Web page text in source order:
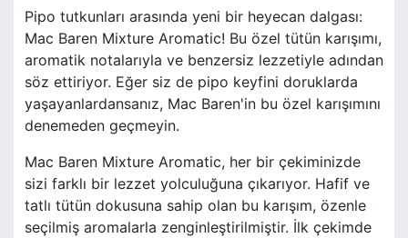
Pipo tutkunları arasında yeni bir heyecan dalgası:
Mac Baren Mixture Aromatic! Bu özel tütün karışımı,
aromatik notalarıyla ve benzersiz lezzetiyle adından
söz ettiriyor. Eğer siz de pipo keyfini doruklarda
yaşayanlardansanız, Mac Baren'in bu özel karışımını
denemeden geçmeyin.
Mac Baren Mixture Aromatic, her bir çekiminizde
sizi farklı bir lezzet yolculuğuna çıkarıyor. Hafif ve
tatlı tütün dokusuna sahip olan bu karışım, özenle
seçilmiş aromalarla zenginleştirilmiştir. İlk çekimde